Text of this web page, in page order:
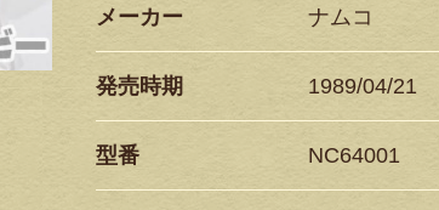
メーカー ナムコ
発売時期 1989/04/21
型番 NC64001